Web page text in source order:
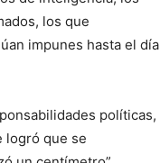
los que
impunes hasta el día
políticas,
logró que se